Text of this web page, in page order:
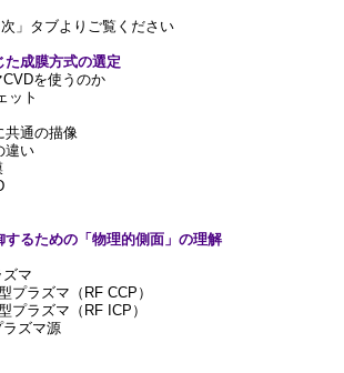
」タブよりご覧ください
成膜方式の選定
を使うのか
ット
通の描像
違い
するための「物理的側面」の理解
マ
ラズマ（RF CCP）
プラズマ（RF ICP）
ズマ源